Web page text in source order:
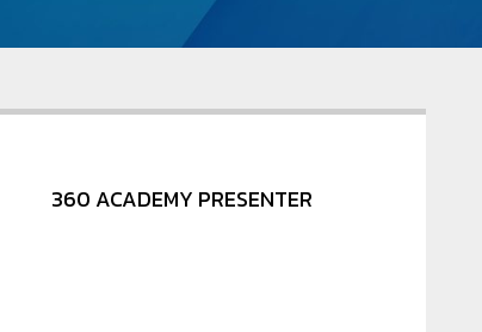
360 ACADEMY PRESENTER